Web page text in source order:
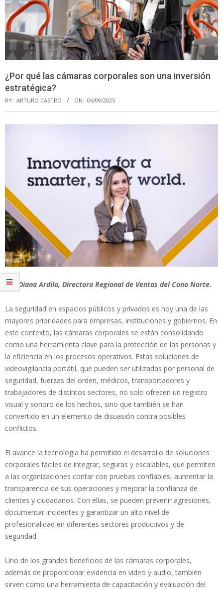
¿Por qué las cámaras corporales son una inversión
estratégica?
BY: ARTURO CASTRO ON: 06/09/2025
Por Diana Ardila, Directora Regional de Ventas del Cono Norte.
La seguridad en espacios públicos y privados es hoy una de las
mayores prioridades para empresas, instituciones y gobiernos. En
este contexto, las cámaras corporales se están consolidando
como una herramienta clave para la protección de las personas y
la eficiencia en los procesos operativos. Estas soluciones de
videovigilancia portátil, que pueden ser utilizadas por personal de
seguridad, fuerzas del orden, médicos, transportadores y
trabajadores de distintos sectores, no solo ofrecen un registro
visual y sonoro de los hechos, sino que también se han
convertido en un elemento de disuasión contra posibles
conflictos.
El avance la tecnología ha permitido el desarrollo de soluciones
corporales fáciles de integrar, seguras y escalables, que permiten
a las organizaciones contar con pruebas confiables, aumentar la
transparencia de sus operaciones y mejorar la confianza de
clientes y ciudadanos. Con ellas, se pueden prevenir agresiones,
documentar incidentes y garantizar un alto nivel de
profesionalidad en diferentes sectores productivos y de
seguridad.
Uno de los grandes beneficios de las cámaras corporales,
además de proporcionar evidencia en video y audio, también
sirven como una herramienta de capacitación y evaluación del